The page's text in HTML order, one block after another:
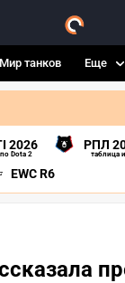
Мир танков Еще
2026
по Dota 2
РПЛ
таблица
EWC R6